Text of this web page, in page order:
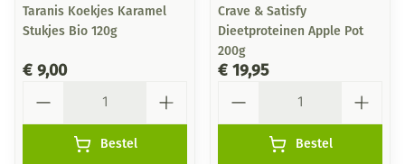
Taranis Koekjes Karamel
Stukjes Bio 120g
€ 9,00
Bestel
Crave & Satisfy
Dieetproteinen Apple Pot
200g
€ 19,95
Bestel